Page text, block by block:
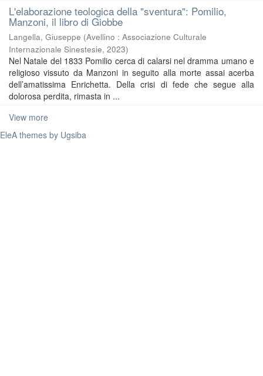
L'elaborazione teologica della "sventura": Pomilio,
Manzoni, il libro di Giobbe
Langella, Giuseppe (Avellino : Associazione Culturale
Internazionale Sinestesie, 2023)
Nel Natale del 1833 Pomilio cerca di calarsi nel dramma umano e
religioso vissuto da Manzoni in seguito alla morte assai acerba
dell’amatissima Enrichetta. Della crisi di fede che segue alla
dolorosa perdita, rimasta in ...
View more
EleA themes by Ugsiba